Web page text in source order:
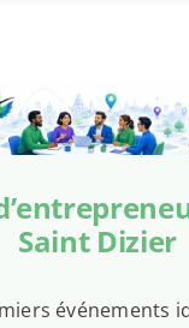
Saint Dizier
événements